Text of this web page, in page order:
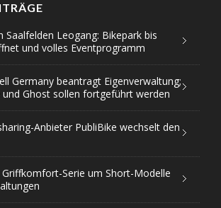
Saalfelden Leogang: Bikepark bis
und volles Eventprogramm
Germany beantragt Eigenverwaltung;
und Ghost sollen fortgeführt werden
Anbieter PubliBike wechselt den
Serie um Short-Modelle